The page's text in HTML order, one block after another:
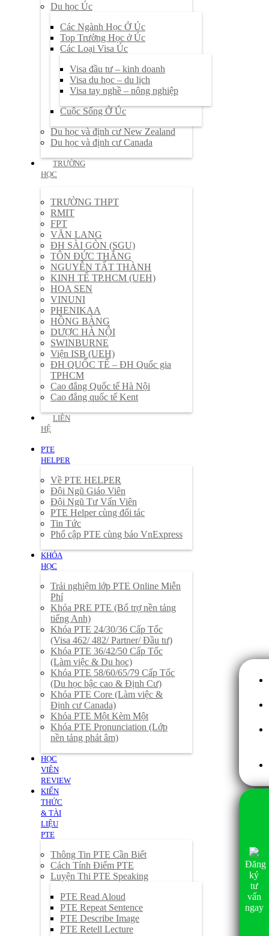
Du học Úc
Các Ngành Học Ở Úc
Top Trường Học ở Úc
Các Loại Visa Úc
Visa đầu tư – kinh doanh
Visa du học – du lịch
Visa tay nghề – nông nghiệp
Cuộc Sống Ở Úc
Du học và định cư New Zealand
Du học và định cư Canada
TRƯỜNG
HỌC
TRƯỜNG THPT
RMIT
FPT
VĂN LANG
ĐH SÀI GÒN (SGU)
TÔN ĐỨC THẮNG
NGUYỄN TẤT THÀNH
KINH TẾ TP.HCM (UEH)
HOA SEN
VINUNI
PHENIKAA
HỒNG BÀNG
DƯỢC HÀ NỘI
SWINBURNE
Viện ISB (UEH)
ĐH QUỐC TẾ – ĐH Quốc gia
TPHCM
Cao đẳng Quốc tế Hà Nội
Cao đẳng quốc tế Kent
LIÊN
HỆ
PTE
HELPER
Về PTE HELPER
Đội Ngũ Giáo Viên
Đội Ngũ Tư Vấn Viên
PTE Helper cùng đối tác
Tin Tức
Phổ cập PTE cùng báo VnExpress
KHÓA
HỌC
Trải nghiệm lớp PTE Online Miễn
Phí
Khóa PRE PTE (Bổ trợ nền tảng
tiếng Anh)
Khóa PTE 24/30/36 Cấp Tốc
(Visa 462/ 482/ Partner/ Đầu tư)
Khóa PTE 36/42/50 Cấp Tốc
(Làm việc & Du học)
Khóa PTE 58/60/65/79 Cấp Tốc
(Du học bậc cao & Định Cư)
Khóa PTE Core (Làm việc &
Định cư Canada)
Khóa PTE Một Kèm Một
Khóa PTE Pronunciation (Lớp
nền tảng phát âm)
HỌC
VIÊN
REVIEW
KIẾN
THỨC
& TÀI
LIỆU
PTE
Thông Tin PTE Cần Biết
Cách Tính Điểm PTE
Luyện Thi PTE Speaking
PTE Read Aloud
PTE Repeat Sentence
PTE Describe Image
PTE Retell Lecture
Đăng
ký
tư
vấn
ngay